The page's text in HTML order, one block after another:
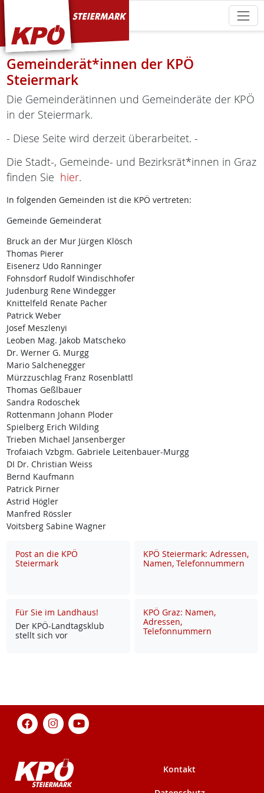
KPÖ Steiermark
Gemeinderät*innen der KPÖ
Steiermark
Die Gemeinderätinnen und Gemeinderäte der KPÖ
in der Steiermark.
- Diese Seite wird derzeit überarbeitet. -
Die Stadt-, Gemeinde- und Bezirksrät*innen in Graz
finden Sie hier.
In folgenden Gemeinden ist die KPÖ vertreten:
Gemeinde Gemeinderat
Bruck an der Mur Jürgen Klösch
Thomas Pierer
Eisenerz Udo Ranninger
Fohnsdorf Rudolf Windischhofer
Judenburg Rene Windegger
Knittelfeld Renate Pacher
Patrick Weber
Josef Meszlenyi
Leoben Mag. Jakob Matscheko
Dr. Werner G. Murgg
Mario Salchenegger
Mürzzuschlag Franz Rosenblattl
Thomas Geßlbauer
Sandra Rodoschek
Rottenmann Johann Ploder
Spielberg Erich Wilding
Trieben Michael Jansenberger
Trofaiach Vzbgm. Gabriele Leitenbauer-Murgg
DI Dr. Christian Weiss
Bernd Kaufmann
Patrick Pirner
Astrid Högler
Manfred Rössler
Voitsberg Sabine Wagner
Post an die KPÖ
Steiermark
KPÖ Steiermark: Adressen,
Namen, Telefonnummern
Für Sie im Landhaus!
Der KPÖ-Land­tags­klub
stellt sich vor
KPÖ Graz: Namen,
Adressen,
Telefonnummern
Kontakt